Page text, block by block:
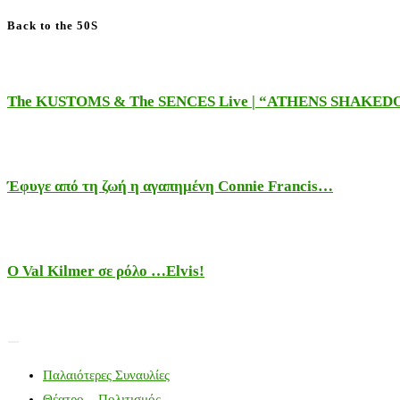
Back to the 50S
The KUSTOMS & The SENCES Live | “ATHENS
Έφυγε από τη ζωή η αγαπημένη Connie Francis…
Ο Val Kilmer σε ρόλο …Elvis!
Παλαιότερες Συναυλίες